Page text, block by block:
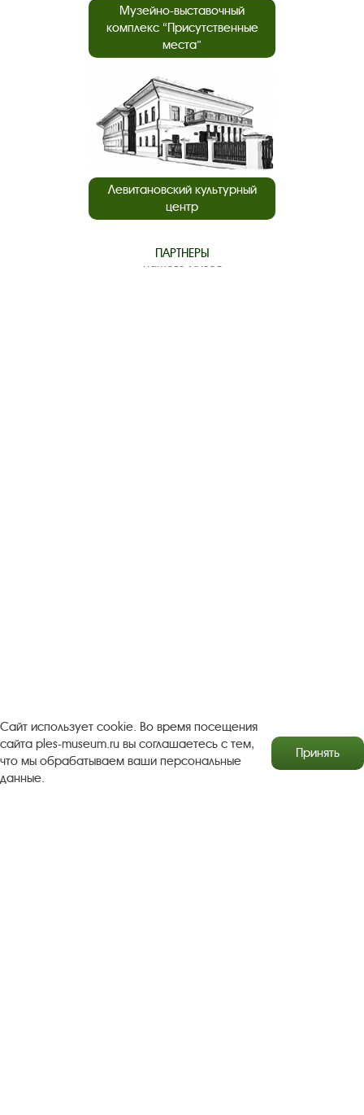
Музейно-выставочный
комплекс “Присутственные
места”
Левитановский культурный
центр
ПАРТНЕРЫ
нашего музея
Антикоррупционная деятельность
Сайт использует cookie. Во время посещения
сайта ples-museum.ru вы соглашаетесь с тем,
что мы обрабатываем ваши персональные
данные.
Принять